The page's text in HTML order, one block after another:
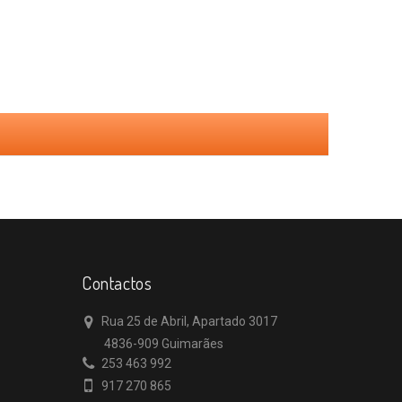
Contactos
Rua 25 de Abril, Apartado 3017
4836-909 Guimarães
253 463 992
917 270 865